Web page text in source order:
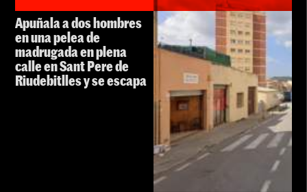
Apuñala a dos hombres
en una pelea de
madrugada en plena
calle en Sant Pere de
Riudebitlles y se escapa